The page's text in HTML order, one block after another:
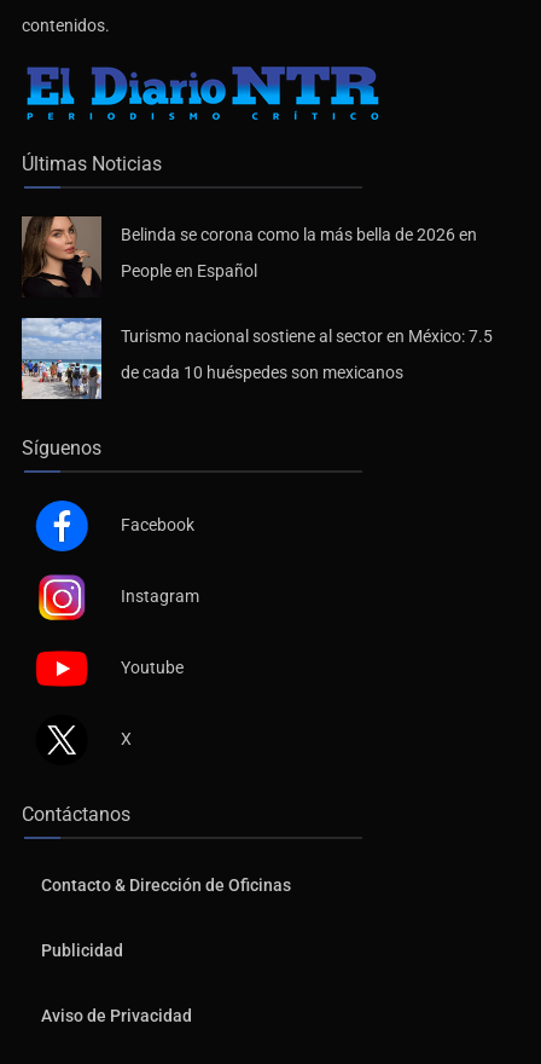
contenidos.
Últimas Noticias
Belinda se corona como la más bella de 2026 en
People en Español
Turismo nacional sostiene al sector en México: 7.5
de cada 10 huéspedes son mexicanos
Síguenos
Facebook
Instagram
Youtube
X
Contáctanos
Contacto & Dirección de Oficinas
Publicidad
Aviso de Privacidad